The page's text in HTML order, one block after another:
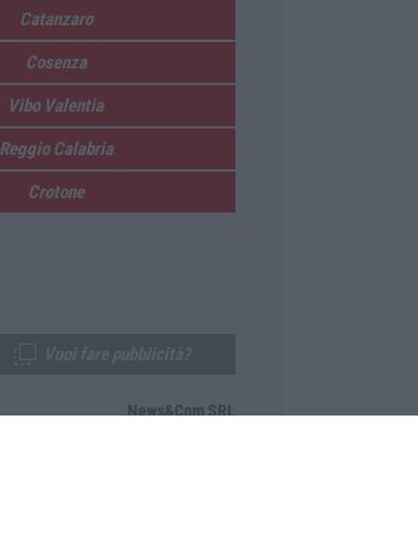
Catanzaro
Cosenza
Vibo Valentia
Reggio Calabria
Crotone
News&Com SRL